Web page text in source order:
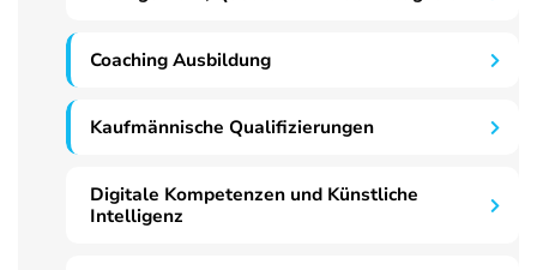
Coaching Ausbildung
Kaufmännische Qualifizierungen
Digitale Kompetenzen und Künstliche
Intelligenz